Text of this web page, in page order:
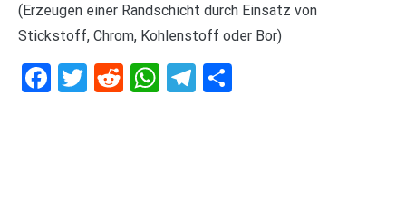
(Erzeugen einer Randschicht durch Einsatz von
Stickstoff, Chrom, Kohlenstoff oder Bor)
Facebook
Twitter
RedditWhatsApp
Telegram